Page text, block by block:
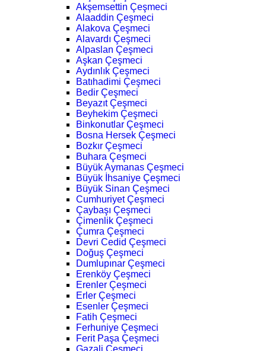
Akşemsettin Çeşmeci
Alaaddin Çeşmeci
Alakova Çeşmeci
Alavardı Çeşmeci
Alpaslan Çeşmeci
Aşkan Çeşmeci
Aydınlık Çeşmeci
Batıhadimi Çeşmeci
Bedir Çeşmeci
Beyazıt Çeşmeci
Beyhekim Çeşmeci
Binkonutlar Çeşmeci
Bosna Hersek Çeşmeci
Bozkır Çeşmeci
Buhara Çeşmeci
Büyük Aymanas Çeşmeci
Büyük İhsaniye Çeşmeci
Büyük Sinan Çeşmeci
Cumhuriyet Çeşmeci
Çaybaşı Çeşmeci
Çimenlik Çeşmeci
Çumra Çeşmeci
Devri Cedid Çeşmeci
Doğuş Çeşmeci
Dumlupınar Çeşmeci
Erenköy Çeşmeci
Erenler Çeşmeci
Erler Çeşmeci
Esenler Çeşmeci
Fatih Çeşmeci
Ferhuniye Çeşmeci
Ferit Paşa Çeşmeci